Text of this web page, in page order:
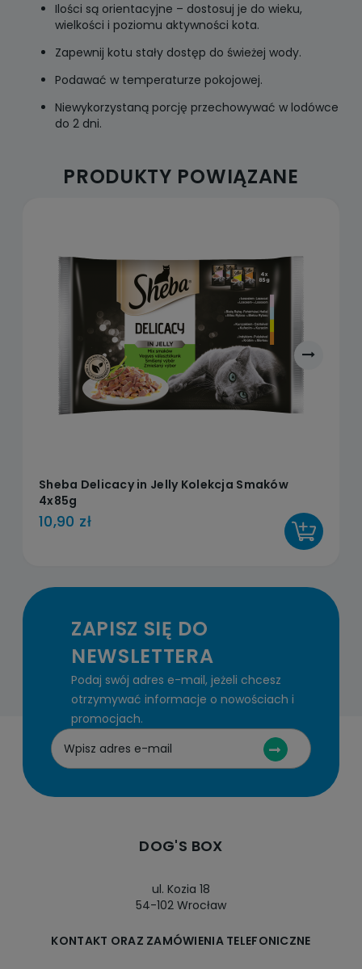
Ilości są orientacyjne – dostosuj je do wieku,
wielkości i poziomu aktywności kota.
Zapewnij kotu stały dostęp do świeżej wody.
Podawać w temperaturze pokojowej.
Niewykorzystaną porcję przechowywać w lodówce
do 2 dni.
PRODUKTY POWIĄZANE
Sheba Delicacy in Jelly Kolekcja Smaków
4x85g
10,90 zł
ZAPISZ SIĘ DO
NEWSLETTERA
Podaj swój adres e-mail, jeżeli chcesz
otrzymywać informacje o nowościach i
promocjach.
DOG'S BOX
ul. Kozia 18
54-102 Wrocław
KONTAKT ORAZ ZAMÓWIENIA TELEFONICZNE